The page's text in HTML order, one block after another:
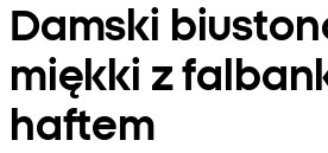
Damski
miękki z
haftem